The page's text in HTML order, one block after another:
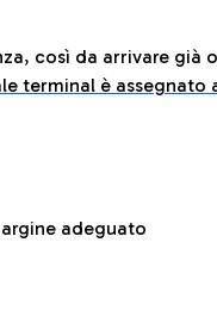
così da arrivare già
terminal è assegnato
adeguato